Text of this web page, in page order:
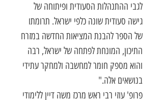
לגבי ההתנהלות הסעודית ופיתוחה של
גישה סעודית שונה כלפי ישראל. תרומתו
של הספר להבנת המציאות החדשה במזרח
התיכון, המונחת לפתחה של ישראל, רבה
והוא מספק חומר למחשבה ולמחקר עתידי
בנושאים אלה."
פרופ' עוזי רבי ראש מרכז משה דיין ללימודי